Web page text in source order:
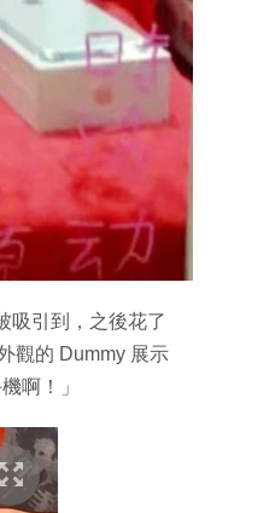
吸引到，之後花了
觀的 Dummy 展示
啊！」